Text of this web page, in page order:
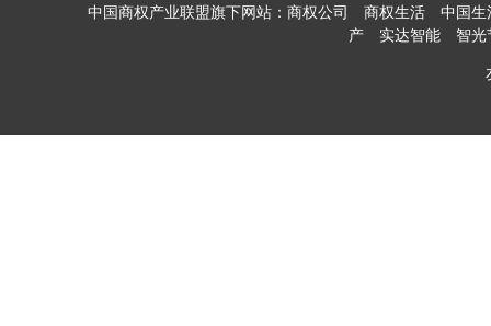
中国商权产业联盟旗下网站： 商权公司 商权生活
中国生
产
实达智能 智光